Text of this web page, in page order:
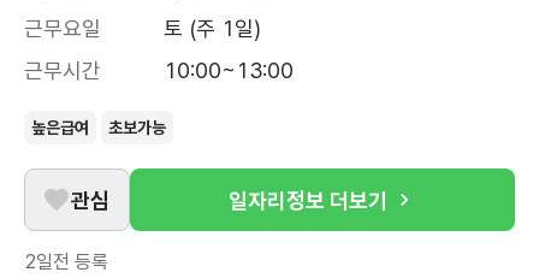
근무요일
토 (주 1일)
근무시간
10:00~13:00
높은급여 초보가능
관심 일자리정보 더보기
2일전 등록